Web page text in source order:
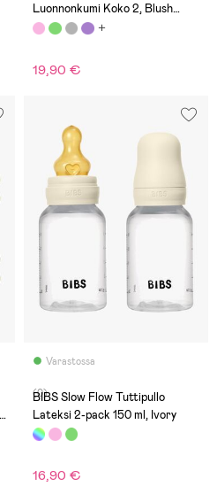
Luonnonkumi Koko 2, Blush
Glow/Vanilla Glow
19,90 €
Varastossa
(0)
BIBS Slow Flow Tuttipullo
Lateksi 2-pack 150 ml, Ivory
16,90 €